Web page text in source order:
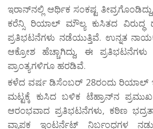
ಇರಾನ್‌ನಲ್ಲಿ ಆರ್ಥಿಕ ಸಂಕಷ್ಟ
ಕರೆನ್ಸಿ ರಿಯಾಲ್ ಮೌಲ್ಯ ಕುಸಿತದ ವಿರುದ್ಧ
ಪ್ರತಿಭಟನೆಗಳು ನಡೆಯುತ್ತಿವೆ. ಉನ್ನತ
ಆಕ್ರೋಶ ಹೆಚ್ಚಾಗಿದ್ದು, ಈ
ಪ್ರಾಂತ್ಯಗಳಿಗೂ ಹರಡಿವೆ.
ಕಳೆದ ವರ್ಷ ಡಿಸೆಂಬರ್ 28ರಂದು ರಿಯಾಲ್
ಮಟ್ಟಕ್ಕೆ ಕುಸಿದ ಬಳಿಕ ಟೆಹ್ರಾನ್‌ನ
ಆರಂಭವಾದ ಪ್ರತಿಭಟನೆಗಳು, ಕಠಿಣ
ವ್ಯಾಪಕ ಇಂಟರ್ನೆಟ್ ನಿರ್ಬಂಧಗಳ